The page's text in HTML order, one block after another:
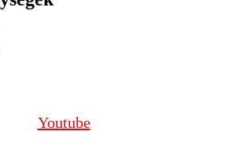
Youtube